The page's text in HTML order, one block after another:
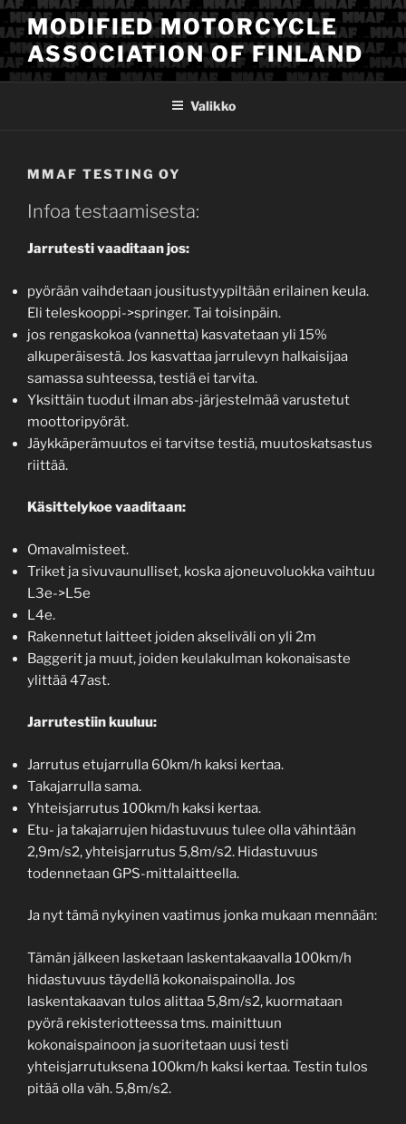
Siirry
sisältöönMODIFIED MOTORCYCLE
ASSOCIATION OF FINLAND
Valikko
MMAF TESTING OY
Infoa testaamisesta:
Jarrutesti vaaditaan jos:
pyörään vaihdetaan jousitustyypiltään erilainen keula.
Eli teleskooppi->springer. Tai toisinpäin.
jos rengaskokoa (vannetta) kasvatetaan yli 15%
alkuperäisestä. Jos kasvattaa jarrulevyn halkaisijaa
samassa suhteessa, testiä ei tarvita.
Yksittäin tuodut ilman abs-järjestelmää varustetut
moottoripyörät.
Jäykkäperämuutos ei tarvitse testiä, muutoskatsastus
riittää.
Käsittelykoe vaaditaan:
Omavalmisteet.
Triket ja sivuvaunulliset, koska ajoneuvoluokka vaihtuu
L3e->L5e
L4e.
Rakennetut laitteet joiden akseliväli on yli 2m
Baggerit ja muut, joiden keulakulman kokonaisaste
ylittää 47ast.
Jarrutestiin kuuluu:
Jarrutus etujarrulla 60km/h kaksi kertaa.
Takajarrulla sama.
Yhteisjarrutus 100km/h kaksi kertaa.
Etu- ja takajarrujen hidastuvuus tulee olla vähintään
2,9m/s2, yhteisjarrutus 5,8m/s2. Hidastuvuus
todennetaan GPS-mittalaitteella.
Ja nyt tämä nykyinen vaatimus jonka mukaan mennään:
Tämän jälkeen lasketaan laskentakaavalla 100km/h
hidastuvuus täydellä kokonaispainolla. Jos
laskentakaavan tulos alittaa 5,8m/s2, kuormataan
pyörä rekisteriotteessa tms. mainittuun
kokonaispainoon ja suoritetaan uusi testi
yhteisjarrutuksena 100km/h kaksi kertaa. Testin tulos
pitää olla väh. 5,8m/s2.